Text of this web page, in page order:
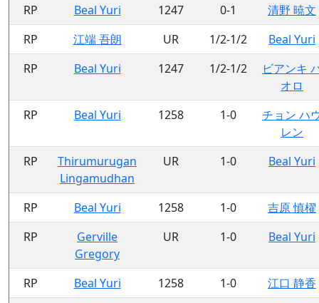
RP
Beal Yuri 1247 0-1
清野 暁文
RP
江端 吾朗 UR 1/2-1/2
Beal Yuri
RP
Beal Yuri 1247 1/2-1/2
ビアンキ
オロ
RP
Beal Yuri 1258 1-0
チョン ハ
レン
RP
Thirumurugan
Lingamudhan
UR 1-0 Beal Yuri
RP Beal Yuri 1258 1-0
吉原 慎櫂
RP
Gerville
Gregory
UR 1-0 Beal Yuri
RP Beal Yuri 1258 1-0
江口 静香